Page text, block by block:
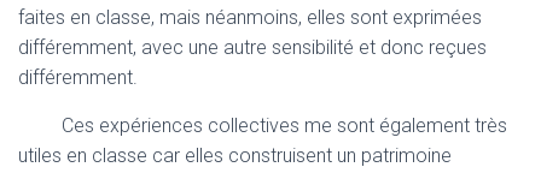
faites en classe, mais néanmoins, elles sont exprimées
différemment, avec une autre sensibilité et donc reçues
différemment.
Ces expériences collectives me sont également très
utiles en classe car elles construisent un patrimoine